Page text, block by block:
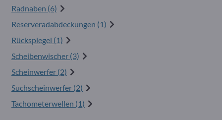
Radnaben (6)
Reserveradabdeckungen (1)
Rückspiegel (1)
Scheibenwischer (3)
Scheinwerfer (2)
Suchscheinwerfer (2)
Tachometerwellen (1)